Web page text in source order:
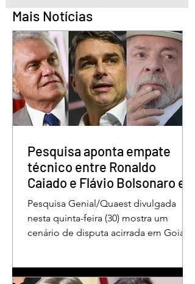
Águas Lindas inaugura
nova sede da APAE e
passa a ser referência
Mais Notícias
Pesquisa aponta empate
técnico entre Ronaldo
Caiado e Flávio Bolsonaro em
Goiás
Pesquisa Genial/Quaest divulgada
nesta quinta-feira (30) mostra um
cenário de disputa acirrada em Goiás
aparece com 33% das intenções de